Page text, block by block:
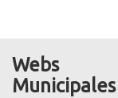
Webs
Municipales